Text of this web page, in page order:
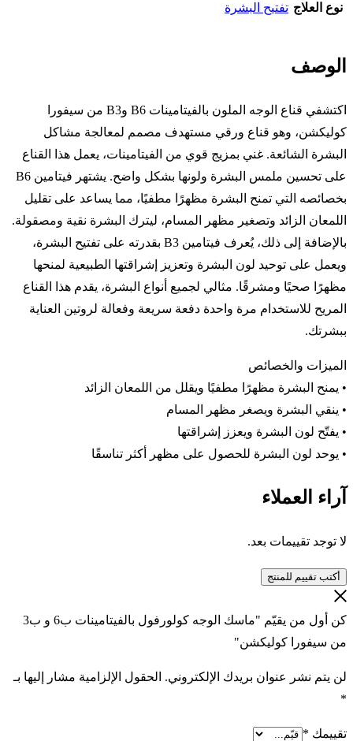
نوع العلاج تفتيح البشرة
الوصف
اكتشفي قناع الوجه الملون بالفيتامينات B6 وB3 من سيفورا
كوليكشن، وهو قناع ورقي مستهدف مصمم لمعالجة مشاكل
البشرة الشائعة. غني بمزيج قوي من الفيتامينات، يعمل هذا القناع
على تحسين ملمس البشرة ولونها بشكل واضح. يشتهر فيتامين B6
بخصائصه التي تمنح البشرة مظهرًا مطفيًا، مما يساعد على تقليل
اللمعان الزائد وتصغير مظهر المسام، ليترك البشرة نقية ومصقولة.
بالإضافة إلى ذلك، يُعرف فيتامين B3 بقدرته على تفتيح البشرة،
ويعمل على توحيد لون البشرة وتعزيز إشراقتها الطبيعية لمنحها
مظهرًا صحيًا ومشرقًا. مثالي لجميع أنواع البشرة، يقدم هذا القناع
المريح للاستخدام مرة واحدة دفعة سريعة وفعالة لروتين العناية
ببشرتك.
الميزات والخصائص
• يمنح البشرة مظهرًا مطفيًا ويقلل من اللمعان الزائد
• ينقي البشرة ويصغر مظهر المسام
• يفتّح لون البشرة ويعزز إشراقتها
• يوحد لون البشرة للحصول على مظهر أكثر تناسقًا
آراء العملاء
لا توجد تقييمات بعد.
أكتب تقييم للمنتج
كن أول من يقيّم "ماسك الوجه كولورفول بالفيتامينات ب6 و ب3
من سيفورا كوليكشن"
لن يتم نشر عنوان بريدك الإلكتروني. الحقول الإلزامية مشار إليها بـ
*
تقييمك *